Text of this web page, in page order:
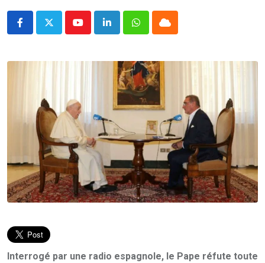
YoutubeLinkedInWhatsappCloud
Interrogé par une radio espagnole, le Pape réfute toute